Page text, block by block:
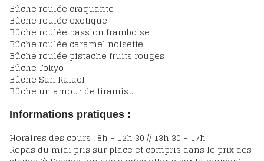
Bûche roulée craquante
Bûche roulée exotique
Bûche roulée passion framboise
Bûche roulée caramel noisette
Bûche roulée pistache fruits rouges
Bûche Tokyo
Bûche San Rafael
Bûche un amour de tiramisu
Informations pratiques :
Horaires des cours : 8h – 12h 30 // 13h 30 – 17h
Repas du midi pris sur place et compris dans le prix des